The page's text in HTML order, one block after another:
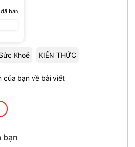
đã bán
Khoẻ KIẾN THỨC
của bạn về bài viết
bạn